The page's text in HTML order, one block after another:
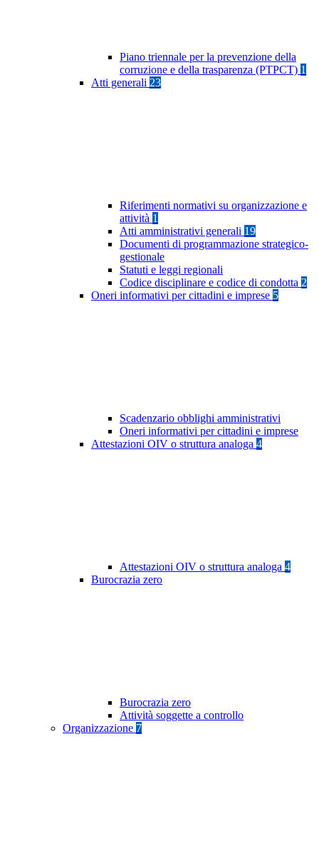
Piano triennale per la prevenzione della
corruzione e della trasparenza (PTPCT) 1
Atti generali 23
Riferimenti normativi su organizzazione e
attività 1
Atti amministrativi generali 19
Documenti di programmazione strategico-
gestionale
Statuti e leggi regionali
Codice disciplinare e codice di condotta 2
Oneri informativi per cittadini e imprese 5
Scadenzario obblighi amministrativi
Oneri informativi per cittadini e imprese
Attestazioni OIV o struttura analoga 4
Attestazioni OIV o struttura analoga 4
Burocrazia zero
Burocrazia zero
Attività soggette a controllo
Organizzazione 7